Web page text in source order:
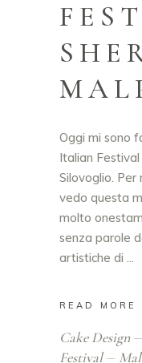
Oggi mi sono
Italian
Silovoglio. Per
vedo questa
molto
senza parole
artistiche di
READ MORE
Cake Design
Festival